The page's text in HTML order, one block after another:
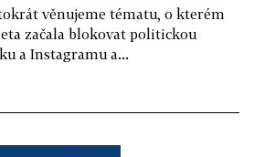
věnujeme tématu, o kterém
začala blokovat politickou
a Instagramu a...